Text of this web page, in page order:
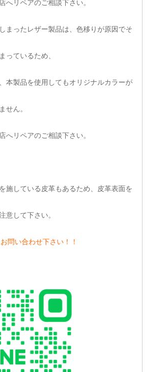
へリペアのご相談下さい。
まったレザー製品は、色移りが原因でそ
っているため、
本製品を使用してもオリジナルカラーが
せん。
へリペアのご相談下さい。
施している皮革もあるため、皮革表面を
意して下さい。
問い合わせ下さい！！